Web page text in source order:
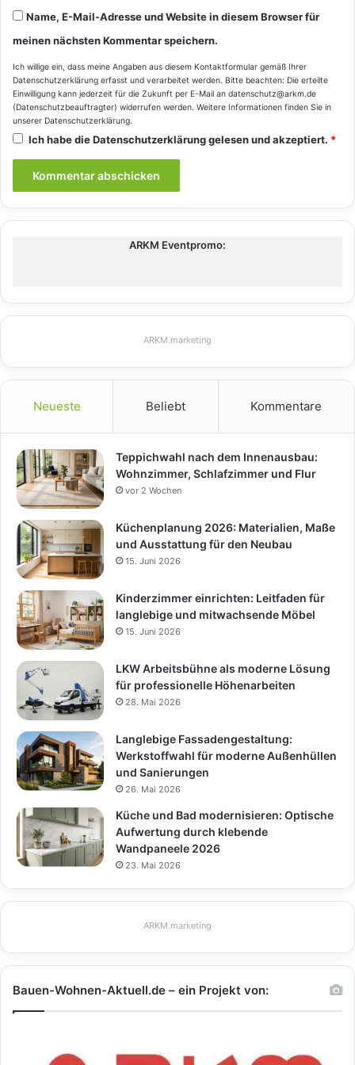
Name, E-Mail-Adresse und Website in diesem Browser für
meinen nächsten Kommentar speichern.
Ich willige ein, dass meine Angaben aus diesem Kontaktformular gemäß Ihrer
Datenschutzerklärung erfasst und verarbeitet werden. Bitte beachten: Die erteilte
Einwilligung kann jederzeit für die Zukunft per E-Mail an datenschutz@arkm.de
(Datenschutzbeauftragter) widerrufen werden. Weitere Informationen finden Sie in
unserer Datenschutzerklärung.
Ich habe dieDatenschutzerklärunggelesen und akzeptiert. *
ARKM Eventpromo:
ARKM.marketing
Neueste Beliebt Kommentare
Teppichwahl nach dem Innenausbau:
Wohnzimmer, Schlafzimmer und Flur
vor 2 Wochen
Küchenplanung 2026: Materialien, Maße
und Ausstattung für den Neubau
15. Juni 2026
Kinderzimmer einrichten: Leitfaden für
langlebige und mitwachsende Möbel
15. Juni 2026
LKW Arbeitsbühne als moderne Lösung
für professionelle Höhenarbeiten
28. Mai 2026
Langlebige Fassadengestaltung:
Werkstoffwahl für moderne Außenhüllen
und Sanierungen
26. Mai 2026
Küche und Bad modernisieren: Optische
Aufwertung durch klebende
Wandpaneele 2026
23. Mai 2026
ARKM.marketing
Bauen-Wohnen-Aktuell.de – ein Projekt von: